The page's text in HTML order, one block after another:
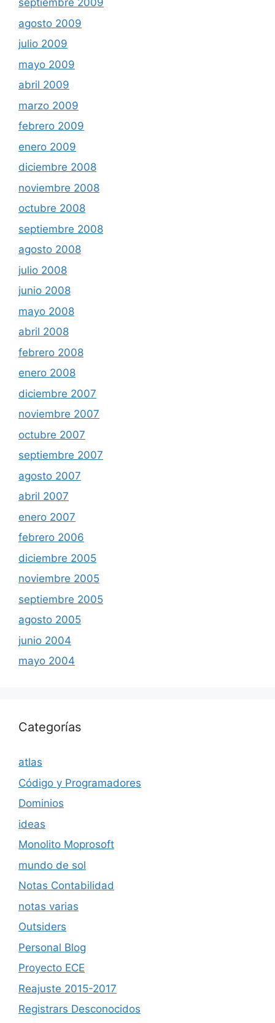
septiembre 2009
agosto 2009
julio 2009
mayo 2009
abril 2009
marzo 2009
febrero 2009
enero 2009
diciembre 2008
noviembre 2008
octubre 2008
septiembre 2008
agosto 2008
julio 2008
junio 2008
mayo 2008
abril 2008
febrero 2008
enero 2008
diciembre 2007
noviembre 2007
octubre 2007
septiembre 2007
agosto 2007
abril 2007
enero 2007
febrero 2006
diciembre 2005
noviembre 2005
septiembre 2005
agosto 2005
junio 2004
mayo 2004
Categorías
atlas
Código y Programadores
Dominios
ideas
Monolito Moprosoft
mundo de sol
Notas Contabilidad
notas varias
Outsiders
Personal Blog
Proyecto ECE
Reajuste 2015-2017
Registrars Desconocidos